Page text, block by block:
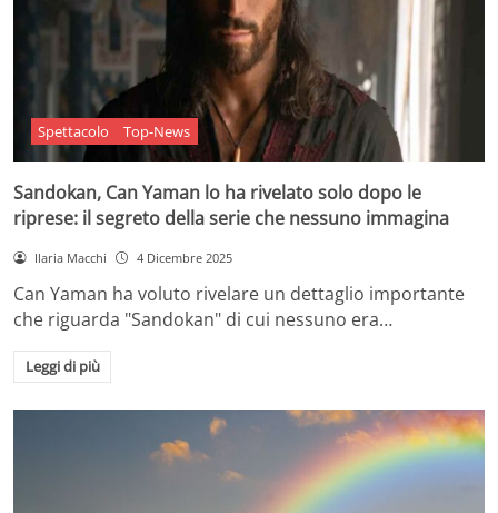
Spettacolo Top-News
Sandokan, Can Yaman lo ha rivelato solo dopo le
riprese: il segreto della serie che nessuno immagina
Ilaria Macchi 4 Dicembre 2025
Can Yaman ha voluto rivelare un dettaglio importante
che riguarda "Sandokan" di cui nessuno era…
Leggi di più